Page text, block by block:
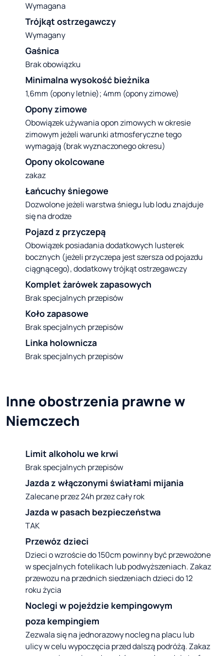
Wymagana
Trójkąt ostrzegawczy
Wymagany
Gaśnica
Brak obowiązku
Minimalna wysokość bieżnika
1,6mm (opony letnie); 4mm (opony zimowe)
Opony zimowe
Obowiązek używania opon zimowych w okresie
zimowym jeżeli warunki atmosferyczne tego
wymagają (brak wyznaczonego okresu)
Opony okolcowane
zakaz
Łańcuchy śniegowe
Dozwolone jeżeli warstwa śniegu lub lodu znajduje
się na drodze
Pojazd z przyczepą
Obowiązek posiadania dodatkowych lusterek
bocznych (jeżeli przyczepa jest szersza od pojazdu
ciągnącego), dodatkowy trójkąt ostrzegawczy
Komplet żarówek zapasowych
Brak specjalnych przepisów
Koło zapasowe
Brak specjalnych przepisów
Linka holownicza
Brak specjalnych przepisów
Inne obostrzenia prawne w
Niemczech
Limit alkoholu we krwi
Brak specjalnych przepisów
Jazda z włączonymi światłami mijania
Zalecane przez 24h przez cały rok
Jazda w pasach bezpieczeństwa
TAK
Przewóz dzieci
Dzieci o wzroście do 150cm powinny być przewożone
w specjalnych fotelikach lub podwyższeniach. Zakaz
przewozu na przednich siedzeniach dzieci do 12
roku życia
Noclegi w pojeździe kempingowym
poza kempingiem
Zezwala się na jednorazowy nocleg na placu lub
ulicy w celu wypoczęcia przed dalszą podróżą. Zakaz